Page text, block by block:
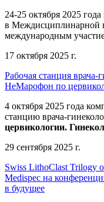
24-25 октября 2025
в Междисциплинарной
международным
17 октября 2025 г.
Рабочая станция врача-
НеМарофон по
4 октября 2025 года
станцию врача-
цервикологии.
29 сентября 2025 г.
Swiss LithoClast Trilogy
Medispec на
в будущее